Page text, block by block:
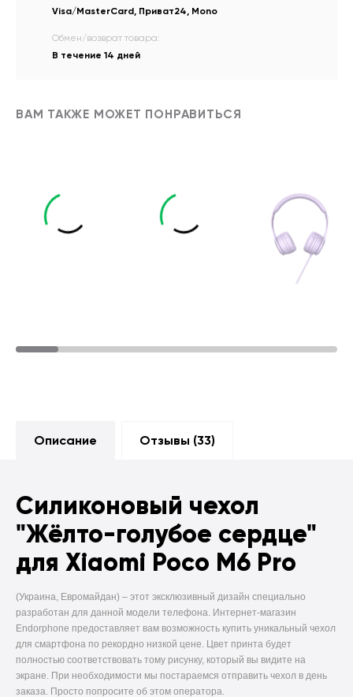
Visa/MasterCard, Приват24, Mono
Обмен/возврат товара:
В течение 14 дней
ВАМ ТАКЖЕ МОЖЕТ ПОНРАВИТЬСЯ
Описание Отзывы (33)
Силиконовый чехол
"Жёлто-голубое сердце"
для Xiaomi Poco M6 Pro
(Украина, Евромайдан) – этот эксклюзивный дизайн специально
разработан для данной модели телефона. Интернет-магазин
Endorphone предоставляет вам возможность купить уникальный чехол
для смартфона по рекордно низкой цене. Цвет принта будет
полностью соответствовать тому рисунку, который вы видите на
экране. При необходимости мы постараемся отправить чехол в день
заказа. Просто попросите об этом оператора.